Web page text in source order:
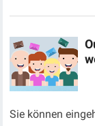
Sie können